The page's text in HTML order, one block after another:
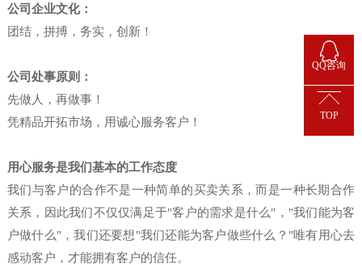
公司企业文化：
团结，拼搏，务实，创新！
公司处事原则：
先做人，再做事！
凭精品开拓市场，用诚心服务客户！
用心服务是我们基本的工作态度
我们与客户的合作不是一种简单的买卖关系，而是一种长期合作
关系，因此我们不仅仅满足于"客户的需求是什么"，"我们能为客
户做什么"，我们还要想"我们还能为客户做些什么？"唯有用心去
感动客户，才能拥有客户的信任。
QQ咨询
TOP